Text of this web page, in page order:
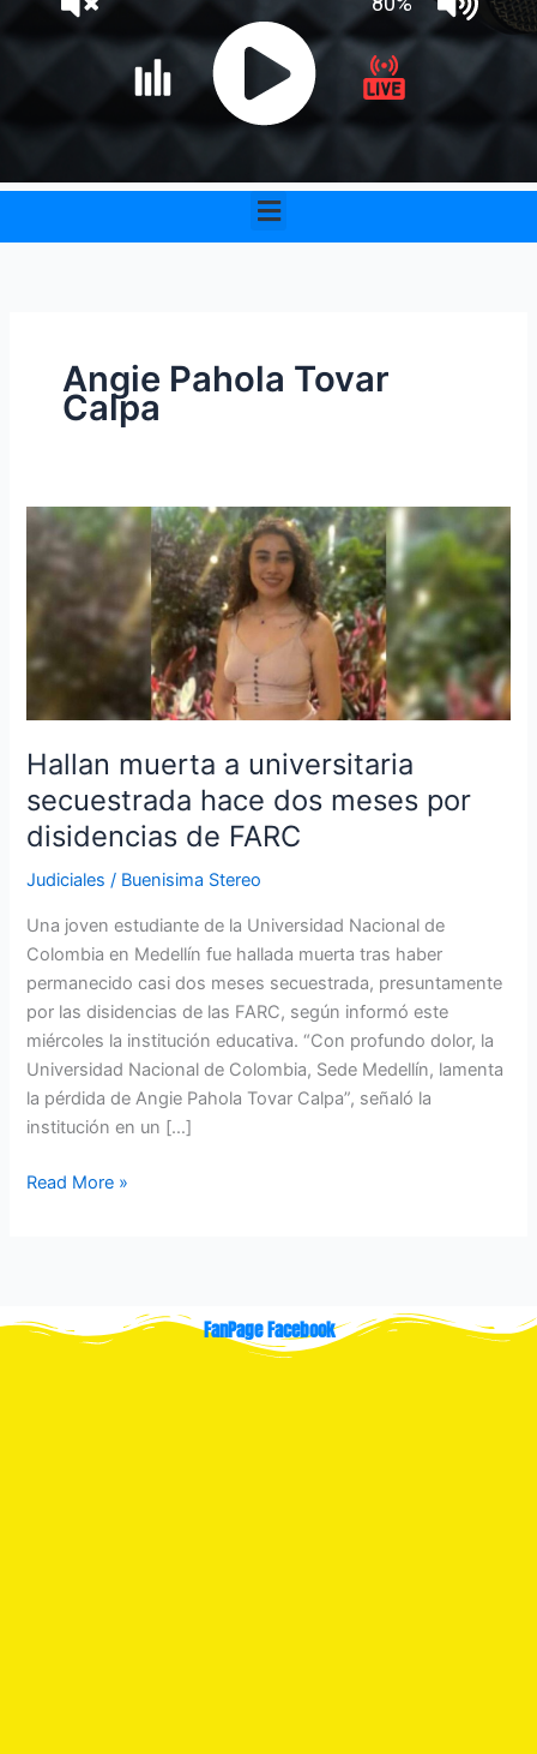
Menu
Angie Pahola Tovar
Calpa
Hallan muerta a universitaria
secuestrada hace dos meses por
disidencias de FARC
Judiciales / Buenisima Stereo
Una joven estudiante de la Universidad Nacional de
Colombia en Medellín fue hallada muerta tras haber
permanecido casi dos meses secuestrada, presuntamente
por las disidencias de las FARC, según informó este
miércoles la institución educativa. “Con profundo dolor, la
Universidad Nacional de Colombia, Sede Medellín, lamenta
la pérdida de Angie Pahola Tovar Calpa”, señaló la
institución en un […]
Hallan
muerta
universitaria
secuestrada
hace
meses
por
disidencias
de
FARC
Read More »
FanPage Facebook